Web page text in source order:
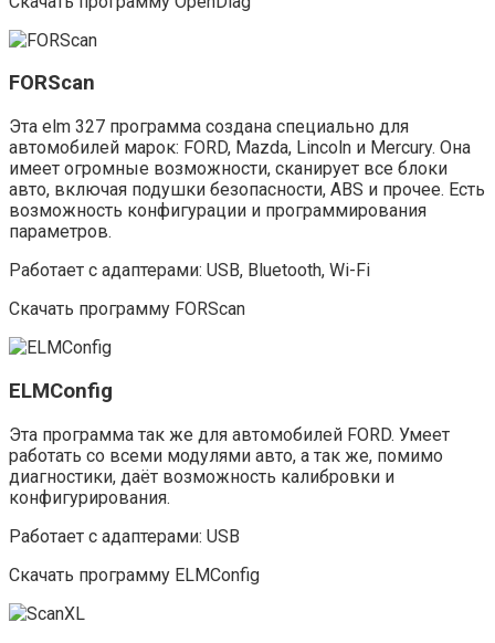
FORScan
Эта elm 327 программа создана специально для
автомобилей марок: FORD, Mazda, Lincoln и Mercury. Она
имеет огромные возможности, сканирует все блоки
авто, включая подушки безопасности, ABS и прочее. Есть
возможность конфигурации и программирования
параметров.
Работает с адаптерами: USB, Bluetooth, Wi-Fi
Скачать программу FORScan
ELMConfig
Эта программа так же для автомобилей FORD. Умеет
работать со всеми модулями авто, а так же, помимо
диагностики, даёт возможность калибровки и
конфигурирования.
Работает с адаптерами: USB
Скачать программу ELMConfig